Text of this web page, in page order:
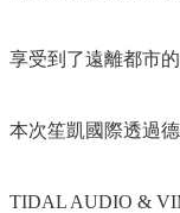
享受到了遠離都市
本次笙凱國際透過
TIDAL AUDIO &